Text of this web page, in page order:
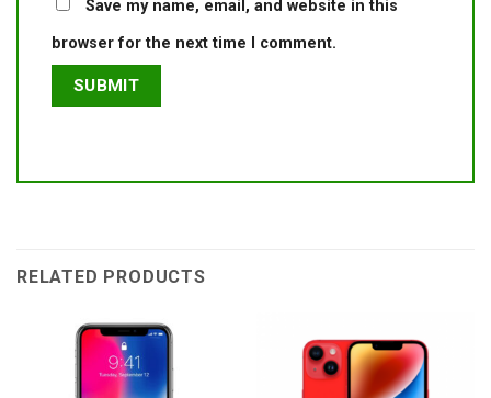
Save my name, email, and website in this
browser for the next time I comment.
RELATED PRODUCTS